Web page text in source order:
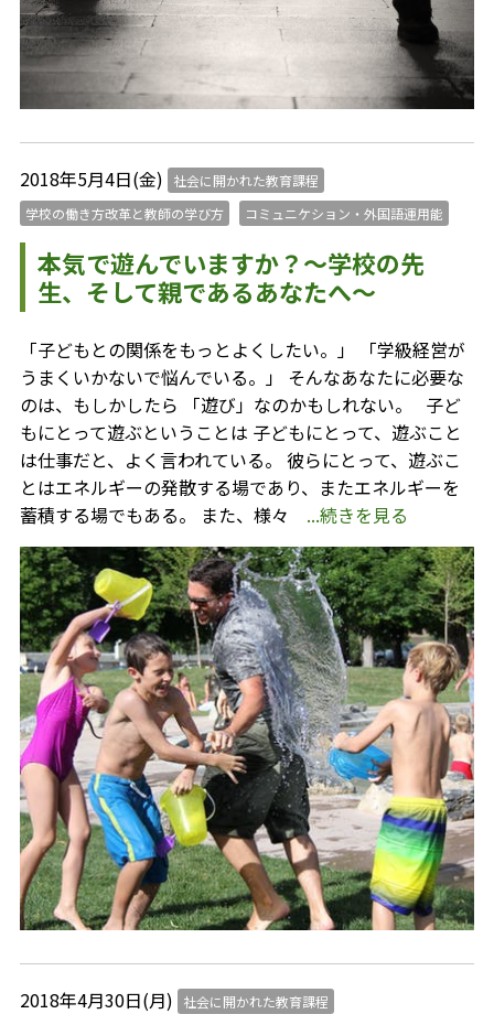
2018年5月4日(金)
社会に開かれた教育課程
学校の働き方改革と教師の学び方
コミュニケション・外国語運用能
本気で遊んでいますか？～学校の先
生、そして親であるあなたへ～
「子どもとの関係をもっとよくしたい。」 「学級経営が
うまくいかないで悩んでいる。」 そんなあなたに必要な
のは、もしかしたら 「遊び」なのかもしれない。 子ど
もにとって遊ぶということは 子どもにとって、遊ぶこと
は仕事だと、よく言われている。 彼らにとって、遊ぶこ
とはエネルギーの発散する場であり、またエネルギーを
蓄積する場でもある。 また、様々 ...続きを見る
2018年4月30日(月)
社会に開かれた教育課程